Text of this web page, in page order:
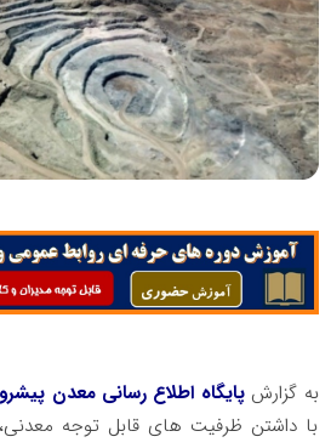
به گزارش پایگاه اطلاع رسانی معدن
با داشتن ظرفیت های قابل توجه